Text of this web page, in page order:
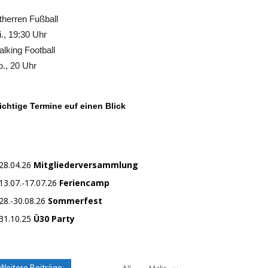
Fußball
19:30 Uhr
Football
20 Uhr
Termine euf einen Blick
28.04.26 Mitgliederversammlung
13.07.-17.07.26 Feriencamp
28.-30.08.26 Sommerfest
Ü30 Party